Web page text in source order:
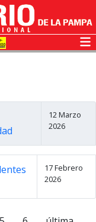
12 Marzo
2026
17 Febrero
2026